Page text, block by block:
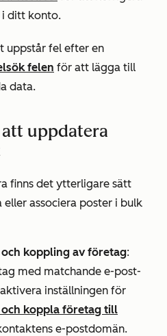
i ditt konto.
uppstår fel efter en
felen för att lägga till
data.
uppdatera
finns det ytterligare sätt
associera poster i bulk
koppling av företag:
med matchande e-post-
inställningen för
koppla företag till
e-postdomän.